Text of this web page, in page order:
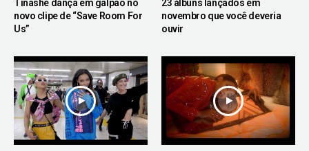
Tinashe dança em galpão no
novo clipe de “Save Room For
Us”
23 álbuns lançados em
novembro que você deveria
ouvir